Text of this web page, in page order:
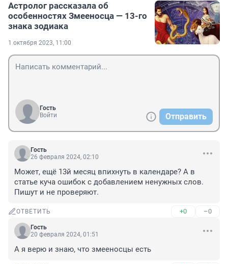
Астролог рассказала об
особенностях Змееносца — 13-го
знака зодиака
1 октября 2023, 11:00
Гость
Войти
Отправить
Гость
26 февраля 2024, 02:10
Может, ещё 13й месяц впихнуть в календаре? А в
статье куча ошибок с добавлением ненужных слов.
Пишут и не проверяют.
ОТВЕТИТЬ +0 –0
Гость
20 февраля 2024, 01:51
А я верю и знаю, что змееносцы есть